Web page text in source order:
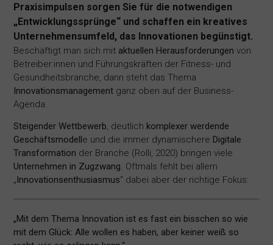
Praxisimpulsen sorgen Sie für die notwendigen
„Entwicklungssprünge“ und schaffen ein kreatives
Unternehmensumfeld, das Innovationen begünstigt.
Beschäftigt man sich mit aktuellen Herausforderungen von
Betreiber:innen und Führungskräften der Fitness- und
Gesundheitsbranche, dann steht das Thema
Innovationsmanagement ganz oben auf der Business-
Agenda.
Steigender Wettbewerb, deutlich komplexer werdende
Geschäftsmodelle und die immer dynamischere Digitale
Transformation der Branche (Rolli, 2020) bringen viele
Unternehmen in Zugzwang. Oftmals fehlt bei allem
„Innovationsenthusiasmus“ dabei aber der richtige Fokus:
„Mit dem Thema Innovation ist es fast ein bisschen so wie
mit dem Glück: Alle wollen es haben, aber keiner weiß so